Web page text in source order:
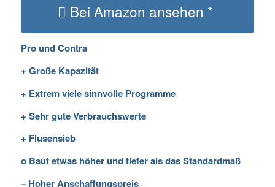
Bei Amazon ansehen *
Pro und Contra
+ Große Kapazität
+ Extrem viele sinnvolle Programme
+ Sehr gute Verbrauchswerte
+ Flusensieb
o Baut etwas höher und tiefer als das Standardmaß
– Hoher Anschaffungspreis